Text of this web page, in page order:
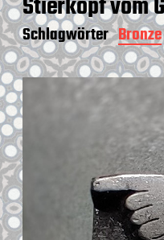
Schlagwörter Bronze